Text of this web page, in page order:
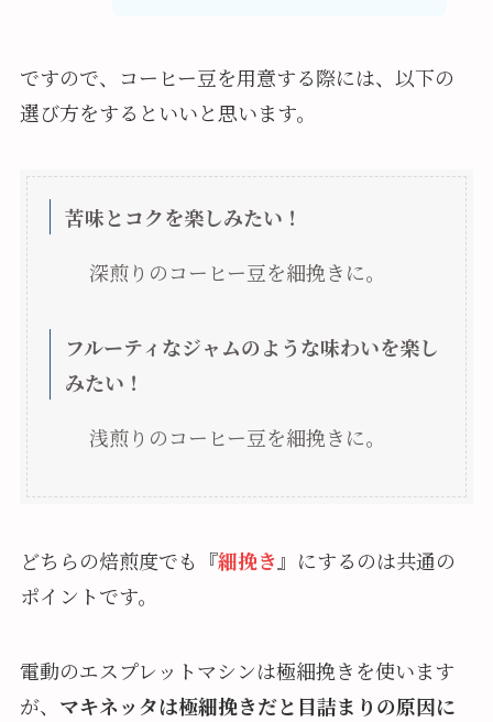
ですので、コーヒー豆を用意する際には、以下の
選び方をするといいと思います。
苦味とコクを楽しみたい！
深煎りのコーヒー豆を細挽きに。
フルーティなジャムのような味わいを楽し
みたい！
浅煎りのコーヒー豆を細挽きに。
どちらの焙煎度でも『細挽き』にするのは共通の
ポイントです。
電動のエスプレットマシンは極細挽きを使います
が、 マキネッタは極細挽きだと目詰まりの原因に